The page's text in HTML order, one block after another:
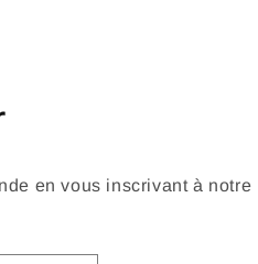
en vous inscrivant à notre